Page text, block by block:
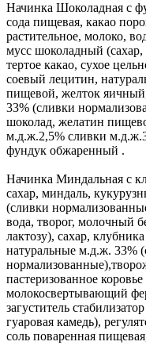
Начинка Шоколадная с
сода пищевая, какао
растительное, молоко,
мусс шоколадный
тертое какао, сухое
соевый лецитин,
пищевой, желток
33% (сливки
шоколад, желатин
м.д.ж.2,5% сливки
фундук обжаренный .
Начинка Миндальная с
сахар, миндаль,
(сливки
вода, творог, молочный
лактозу), сахар,
натуральные м.д.ж. 33%
пастеризованное
молокосвертывающий
загуститель
гуаровая камедь),
соль поваренная